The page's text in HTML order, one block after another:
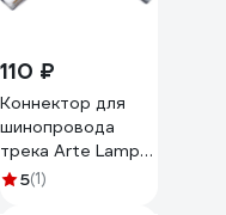
110 ₽
Коннектор для
шинопровода
трека Arte Lamp
гибкий A150033
5(1)